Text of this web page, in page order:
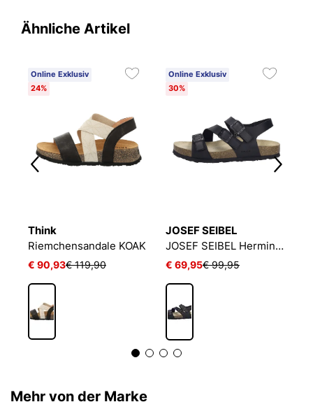
Ähnliche Artikel
Online Exklusiv
24%
Think
Riemchensandale KOAK
€ 90,93€ 119,90
Online Exklusiv
30%
JOSEF SEIBEL
JOSEF SEIBEL Hermine 16 | Sandale für Damen | Schwarz
€ 69,95€ 99,95
Mehr von der Marke